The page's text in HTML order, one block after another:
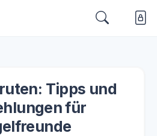
Tipps und
für